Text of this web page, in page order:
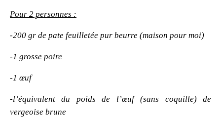
Pour 2 personnes :
-200 gr de pate feuilletée pur beurre (maison pour moi)
-1 grosse poire
-1 œuf
-l’équivalent du poids de l’œuf (sans coquille) de
vergeoise brune